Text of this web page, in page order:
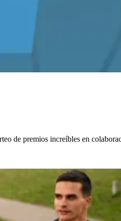
de premios increíbles en